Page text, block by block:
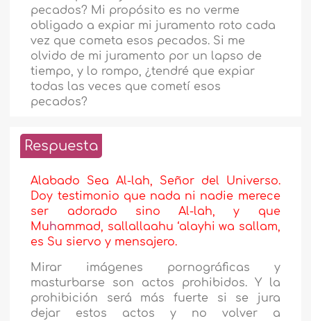
pecados? Mi propósito es no verme
obligado a expiar mi juramento roto cada
vez que cometa esos pecados. Si me
olvido de mi juramento por un lapso de
tiempo, y lo rompo, ¿tendré que expiar
todas las veces que cometí esos
pecados?
Respuesta
Alabado Sea Al-lah, Señor del Universo.
Doy testimonio que nada ni nadie merece
ser adorado sino Al-lah, y que
Muhammad, sallallaahu ‘alayhi wa sallam,
es Su siervo y mensajero.
Mirar imágenes pornográficas y
masturbarse son actos prohibidos. Y la
prohibición será más fuerte si se jura
dejar estos actos y no volver a